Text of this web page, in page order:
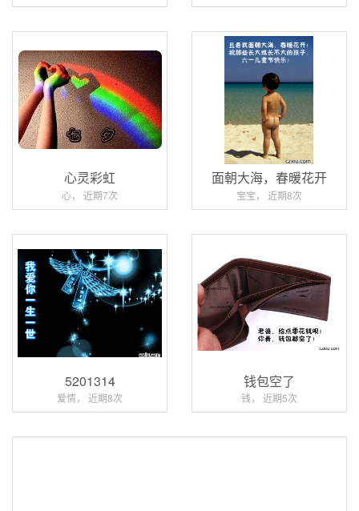
心灵彩虹
心， 近期7次
面朝大海，春暖花开
宝宝， 近期8次
5201314
爱情， 近期8次
钱包空了
钱， 近期5次